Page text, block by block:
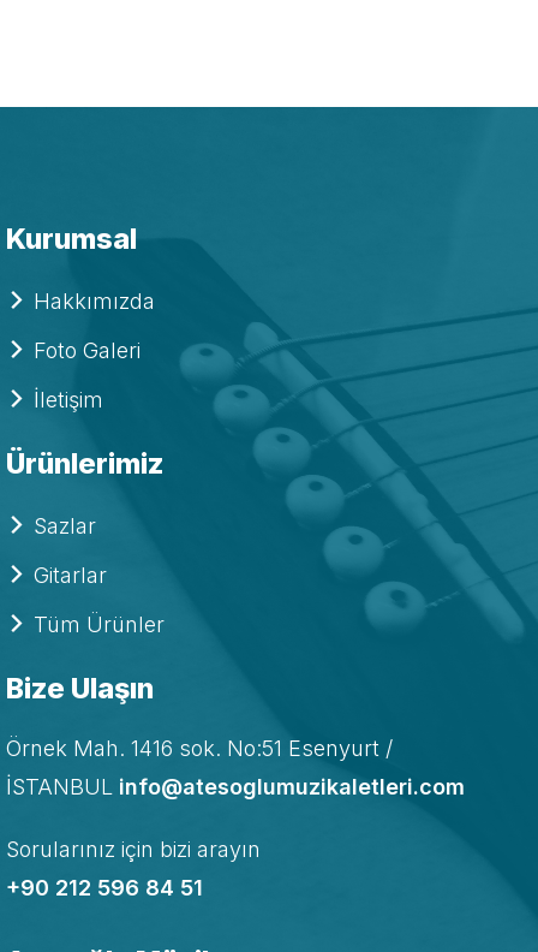
Kurumsal
Hakkımızda
Foto Galeri
İletişim
Ürünlerimiz
Sazlar
Gitarlar
Tüm Ürünler
Bize Ulaşın
Örnek Mah. 1416 sok. No:51 Esenyurt /
İSTANBUL info@atesoglumuzikaletleri.com
Sorularınız için bizi arayın
+90 212 596 84 51